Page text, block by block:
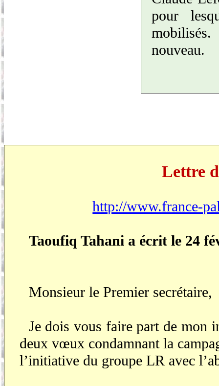
pour
nouveau.
Lettre
http://www.france-
Taoufiq Tahani a écrit le 24
Monsieur le Premier secrétaire,
Je dois vous faire part de mon
deux vœux condamnant la
l’initiative du groupe LR avec